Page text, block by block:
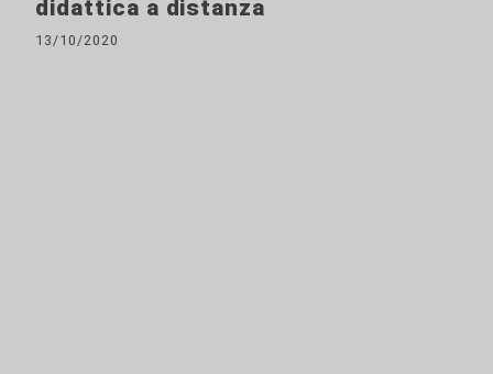
didattica a distanza
13/10/2020